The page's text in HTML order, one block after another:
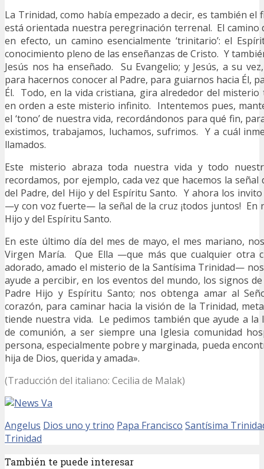
La Trinidad, como había empezado a decir, es también el
está orientada nuestra peregrinación terrenal. El camino
en efecto, un camino esencialmente ‘trinitario’: el
conocimiento pleno de las enseñanzas de Cristo. Y
Jesús nos ha enseñado. Su Evangelio; y Jesús, a su
para hacernos conocer al Padre, para guiarnos hacia Él,
Él. Todo, en la vida cristiana, gira alrededor del
en orden a este misterio infinito. Intentemos pues,
el ‘tono’ de nuestra vida, recordándonos para qué fin,
existimos, trabajamos, luchamos, sufrimos. Y a cuál
llamados.
Este misterio abraza toda nuestra vida y todo
recordamos, por ejemplo, cada vez que hacemos la
del Padre, del Hijo y del Espíritu Santo. Y ahora los
—y con voz fuerte— la señal de la cruz ¡todos juntos! En
Hijo y del Espíritu Santo.
En este último día del mes de mayo, el mes mariano,
Virgen María. Que Ella —que más que cualquier otra
adorado, amado el misterio de la Santísima Trinidad—
ayude a percibir, en los eventos del mundo, los signos
Padre Hijo y Espíritu Santo; nos obtenga amar al
corazón, para caminar hacia la visión de la Trinidad,
tiende nuestra vida. Le pedimos también que ayude a la
de comunión, a ser siempre una Iglesia comunidad
persona, especialmente pobre y marginada, pueda
hija de Dios, querida y amada».
(Traducción del italiano: Cecilia de Malak)
Angelus Dios uno y trino Papa Francisco Santísima
Trinidad
También te puede interesar